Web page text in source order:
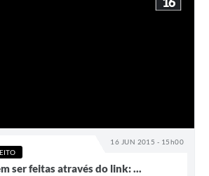
16 JUN 2015 - 15h00
ser feitas através do link: ...